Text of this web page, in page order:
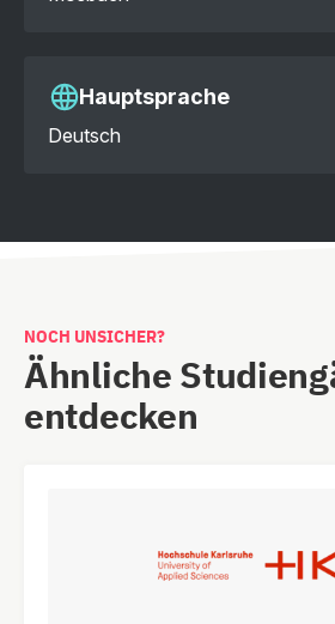
Hauptsprache
Deutsch
NOCH UNSICHER?
Ähnliche
entdecken